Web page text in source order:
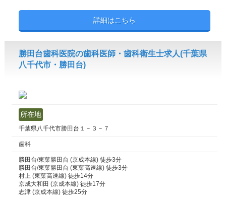
詳細はこちら
勝田台歯科医院の歯科医師・歯科衛生士求人(千葉県
八千代市・勝田台)
所在地
千葉県八千代市勝田台１－３－７
歯科
勝田台/東葉勝田台 (京成本線) 徒歩3分
勝田台/東葉勝田台 (東葉高速線) 徒歩3分
村上 (東葉高速線) 徒歩14分
京成大和田 (京成本線) 徒歩17分
志津 (京成本線) 徒歩25分